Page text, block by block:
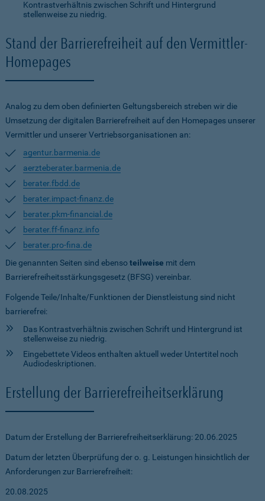
Kontrastverhältnis zwischen Schrift und Hintergrund
stellenweise zu niedrig.
Stand der Barrierefreiheit auf den Vermittler-
Homepages
Analog zu dem oben definierten Geltungsbereich streben wir die
Umsetzung der digitalen Barrierefreiheit auf den Homepages unserer
Vermittler und unserer Vertriebsorganisationen an:
agentur.barmenia.de
aerzteberater.barmenia.de
berater.fbdd.de
berater.impact-finanz.de
berater.pkm-financial.de
berater.ff-finanz.info
berater.pro-fina.de
Die genannten Seiten sind ebensoteilweise mit dem
Barrierefreiheitsstärkungsgesetz (BFSG) vereinbar.
Folgende Teile/Inhalte/Funktionen der Dienstleistung sind nicht
barrierefrei:
Das Kontrastverhältnis zwischen Schrift und Hintergrund ist
stellenweise zu niedrig.
Eingebettete Videos enthalten aktuell weder Untertitel noch
Audiodeskriptionen.
Erstellung der Barrierefreiheitserklärung
Datum der Erstellung der Barrierefreiheitserklärung: 20.06.2025
Datum der letzten Überprüfung der o. g. Leistungen hinsichtlich der
Anforderungen zur Barrierefreiheit:
20.08.2025